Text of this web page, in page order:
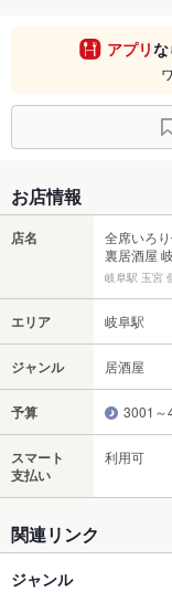
アプリ
お店情報
店名
全席いろ
裏居酒屋
岐阜駅 玉宮
エリア 岐阜駅
ジャンル 居酒屋
予算 3001～
スマート
支払い
利用可
関連リンク
ジャンル